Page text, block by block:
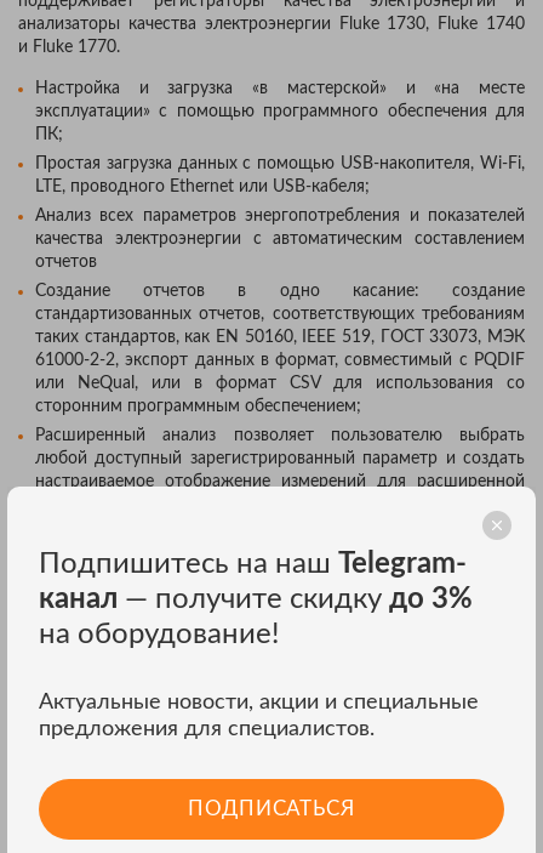
анализаторы качества электроэнергии Fluke 1730, Fluke 1740
и Fluke 1770.
Настройка и загрузка «в мастерской» и «на месте
эксплуатации» с помощью программного обеспечения для
ПК;
Простая загрузка данных с помощью USB-накопителя, Wi-Fi,
LTE, проводного Ethernet или USB-кабеля;
Анализ всех параметров энергопотребления и показателей
качества электроэнергии с автоматическим составлением
отчетов
Создание отчетов в одно касание: создание
стандартизованных отчетов, соответствующих требованиям
таких стандартов, как EN 50160, IEEE 519, ГОСТ 33073, МЭК
61000-2-2, экспорт данных в формат, совместимый с PQDIF
или NeQual, или в формат CSV для использования со
сторонним программным обеспечением;
Расширенный анализ позволяет пользователю выбрать
любой доступный зарегистрированный параметр и создать
настраиваемое отображение измерений для расширенной
ВЫСОКОСКОРОСТНОЙ ЗАХВАТ
ПЕРЕХОДНЫХ ПРОЦЕССОВ
НАПРЯЖЕНИЯ
состояние исправных систем, и не стоит недооценивать то, в
какой мере они могут способствовать повреждению вашего
колебательные — результаты их воздействия могут быть
разрушительными и могут привести к возникновению
различных проблем, начиная от повреждений изоляции до
Подпишитесь на наш Telegram-
канал — получите скидку до 3%
на оборудование!
Актуальные новости, акции и специальные
предложения для специалистов.
ПОДПИСАТЬСЯ